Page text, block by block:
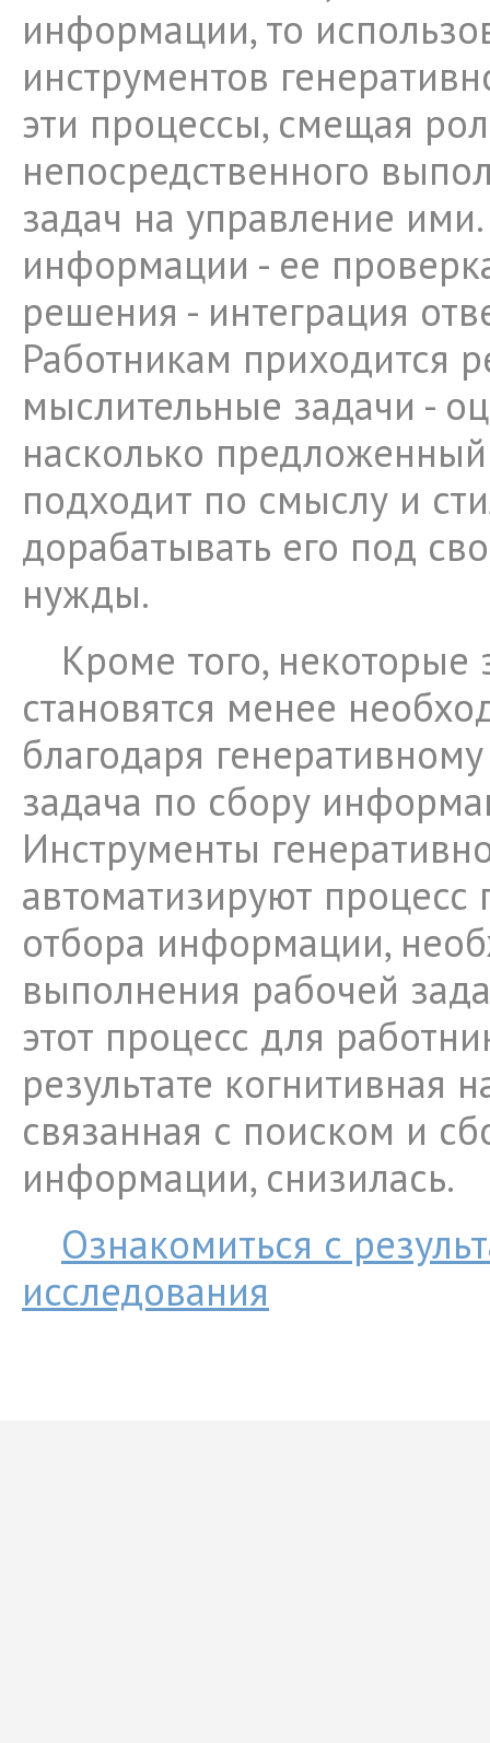
информации, то
инструментов
эти процессы, смещая
непосредственного
задач на управление
информации - ее
решения - интеграция
Работникам приходится
мыслительные задачи -
насколько
подходит по смыслу и
дорабатывать его под
нужды.
Кроме того, некоторые
становятся менее
благодаря
задача по сбору
Инструменты
автоматизируют процесс
отбора информации,
выполнения рабочей
этот процесс для
результате когнитивная
связанная с поиском и
информации, снизилась.
Ознакомиться с
исследования